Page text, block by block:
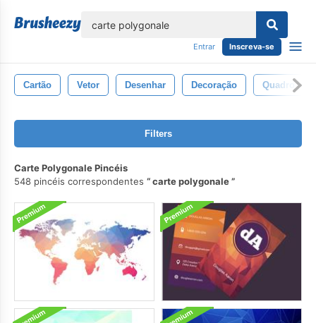
Entrar Inscreva-se
Cartão Vetor Desenhar Decoração Quadro
Filters
Carte Polygonale Pincéis
548 pincéis correspondentes
carte polygonale